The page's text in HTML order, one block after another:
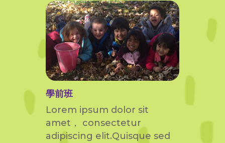
學前班
Lorem ipsum dolor sit
amet， consectetur
adipiscing elit.Quisque sed